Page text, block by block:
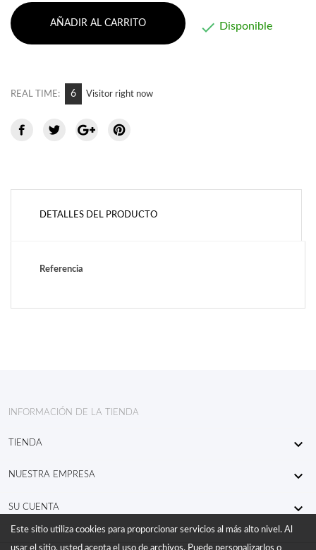
AÑADIR AL CARRITO  Disponible
REAL TIME: 6 Visitor right now
DETALLES DEL PRODUCTO
Referencia
INFORMACIÓN DE LA TIENDA
TIENDA 
NUESTRA EMPRESA 
SU CUENTA 
Este sitio utiliza cookies para proporcionar servicios al más alto nivel. Al